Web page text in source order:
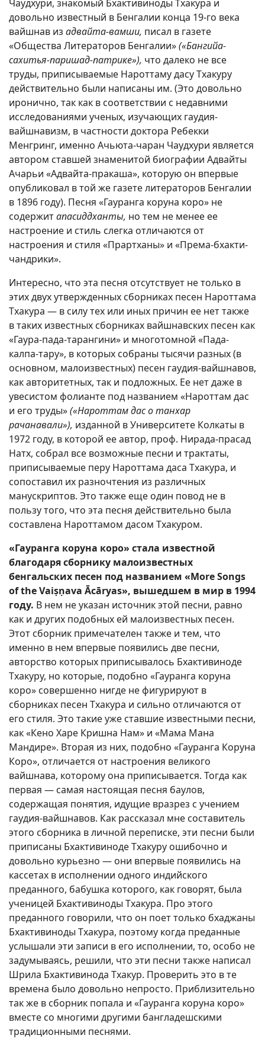
Чаудхури, знакомый Бхактивиноды Тхакура и
довольно известный в Бенгалии конца 19-го века
вайшнав из адвайта-вамши, писал в газете
«Общества Литераторов Бенгалии»(«Бангийа-
сахитья-паришад-патрике»), что далеко не все
труды, приписываемые Нароттаму дасу Тхакуру
действительно были написаны им. (Это довольно
иронично, так как в соответствии с недавними
исследованиями ученых, изучающих гаудия-
вайшнавизм, в частности доктора Ребекки
Менгринг, именно Ачьюта-чаран Чаудхури является
автором ставшей знаменитой биографии Адвайты
Ачарьи «Адвайта-пракаша», которую он впервые
опубликовал в той же газете литераторов Бенгалии
в 1896 году). Песня «Гауранга коруна коро» не
содержитапасиддханты, но тем не менее ее
настроение и стиль слегка отличаются от
настроения и стиля «Прартханы» и «Према-бхакти-
чандрики».
Интересно, что эта песня отсутствует не только в
этих двух утвержденных сборниках песен Нароттама
Тхакура — в силу тех или иных причин ее нет также
в таких известных сборниках вайшнавских песен как
«Гаура-пада-тарангини» и многотомной «Пада-
калпа-тару», в которых собраны тысячи разных (в
основном, малоизвестных) песен гаудия-вайшнавов,
как авторитетных, так и подложных. Ее нет даже в
увесистом фолианте под названием «Нароттам дас
и его труды»(«Нароттам дас о танхар
рачанавали»), изданной в Университете Колкаты в
1972 году, в которой ее автор, проф. Нирада-прасад
Натх, собрал все возможные песни и трактаты,
приписываемые перу Нароттама даса Тхакура, и
сопоставил их разночтения из различных
манускриптов. Это также еще один повод не в
пользу того, что эта песня действительно была
составлена Нароттамом дасом Тхакуром.
«Гауранга коруна коро» стала известной
благодаря сборнику малоизвестных
бенгальских песен под названием «More Songs
of the Vaiṣṇava Ācāryas», вышедшем в мир в 1994
году. В нем не указан источник этой песни, равно
как и других подобных ей малоизвестных песен.
Этот сборник примечателен также и тем, что
именно в нем впервые появились две песни,
авторство которых приписывалось Бхактивиноде
Тхакуру, но которые, подобно «Гауранга коруна
коро» совершенно нигде не фигурируют в
сборниках песен Тхакура и сильно отличаются от
его стиля. Это такие уже ставшие известными песни,
как «Кено Харе Кришна Нам» и «Мама Мана
Мандире». Вторая из них, подобно «Гауранга Коруна
Коро», отличается от настроения великого
вайшнава, которому она приписывается. Тогда как
первая — самая настоящая песня баулов,
содержащая понятия, идущие вразрез с учением
гаудия-вайшнавов. Как рассказал мне составитель
этого сборника в личной переписке, эти песни были
приписаны Бхактивиноде Тхакуру ошибочно и
довольно курьезно — они впервые появились на
кассетах в исполнении одного индийского
преданного, бабушка которого, как говорят, была
ученицей Бхактивиноды Тхакура. Про этого
преданного говорили, что он поет только бхаджаны
Бхактивиноды Тхакура, поэтому когда преданные
услышали эти записи в его исполнении, то, особо не
задумываясь, решили, что эти песни также написал
Шрила Бхактивинода Тхакур. Проверить это в те
времена было довольно непросто. Приблизительно
так же в сборник попала и «Гауранга коруна коро»
вместе со многими другими бангладешскими
традиционными песнями.